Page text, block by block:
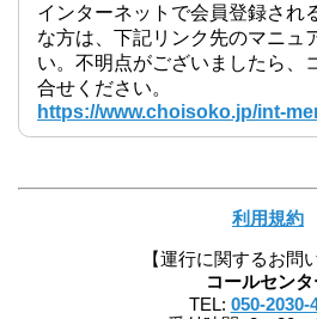
インターネットで会員登録され
な方は、下記リンク先のマニュ
い。不明点がございましたら、
合せください。
https://www.choisoko.jp/int-
利用規約
【運行に関するお問
コールセンタ
TEL: 050-2030-